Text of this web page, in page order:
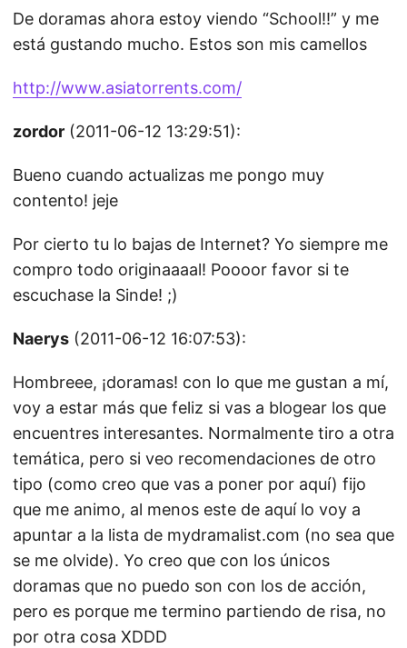
De doramas ahora estoy viendo “School!!” y me
está gustando mucho. Estos son mis camellos
http://www.asiatorrents.com/
zordor (2011-06-12 13:29:51):
Bueno cuando actualizas me pongo muy
contento! jeje
Por cierto tu lo bajas de Internet? Yo siempre me
compro todo originaaaal! Poooor favor si te
escuchase la Sinde! ;)
Naerys (2011-06-12 16:07:53):
Hombreee, ¡doramas! con lo que me gustan a mí,
voy a estar más que feliz si vas a blogear los que
encuentres interesantes. Normalmente tiro a otra
temática, pero si veo recomendaciones de otro
tipo (como creo que vas a poner por aquí) fijo
que me animo, al menos este de aquí lo voy a
apuntar a la lista de mydramalist.com (no sea que
se me olvide). Yo creo que con los únicos
doramas que no puedo son con los de acción,
pero es porque me termino partiendo de risa, no
por otra cosa XDDD